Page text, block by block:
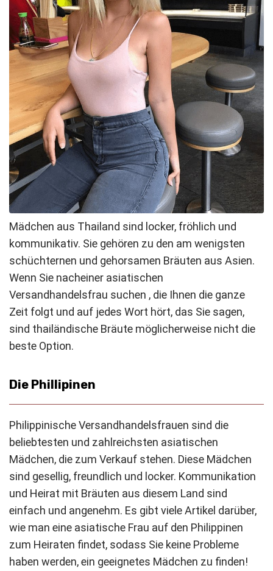
Mädchen aus Thailand sind locker, fröhlich und
kommunikativ. Sie gehören zu den am wenigsten
schüchternen und gehorsamen Bräuten aus Asien.
Wenn Sie nacheiner asiatischen
Versandhandelsfrau suchen , die Ihnen die ganze
Zeit folgt und auf jedes Wort hört, das Sie sagen,
sind thailändische Bräute möglicherweise nicht die
beste Option.
Die Phillipinen
Philippinische Versandhandelsfrauen sind die
beliebtesten und zahlreichsten asiatischen
Mädchen, die zum Verkauf stehen. Diese Mädchen
sind gesellig, freundlich und locker. Kommunikation
und Heirat mit Bräuten aus diesem Land sind
einfach und angenehm. Es gibt viele Artikel darüber,
wie man eine asiatische Frau auf den Philippinen
zum Heiraten findet, sodass Sie keine Probleme
haben werden, ein geeignetes Mädchen zu finden!